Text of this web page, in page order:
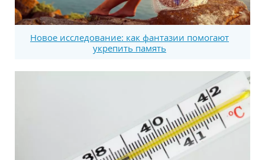
Новое исследование: как фантазии помогают
укрепить память